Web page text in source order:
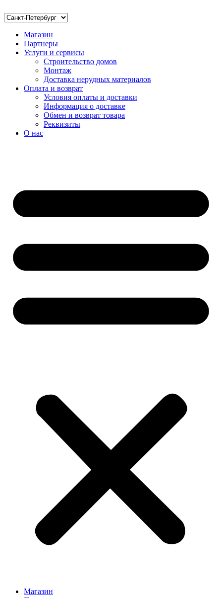
Магазин
Партнеры
Услуги и сервисы
Строительство домов
Монтаж
Доставка нерудных материалов
Оплата и возврат
Условия оплаты и доставки
Информация о доставке
Обмен и возврат товара
Реквизиты
О нас
Магазин